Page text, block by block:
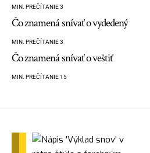
MIN. PREČÍTANIE 3
Čo znamená snívať o vydedený
MIN. PREČÍTANIE 3
Čo znamená snívať o veštiť
MIN. PREČÍTANIE 15